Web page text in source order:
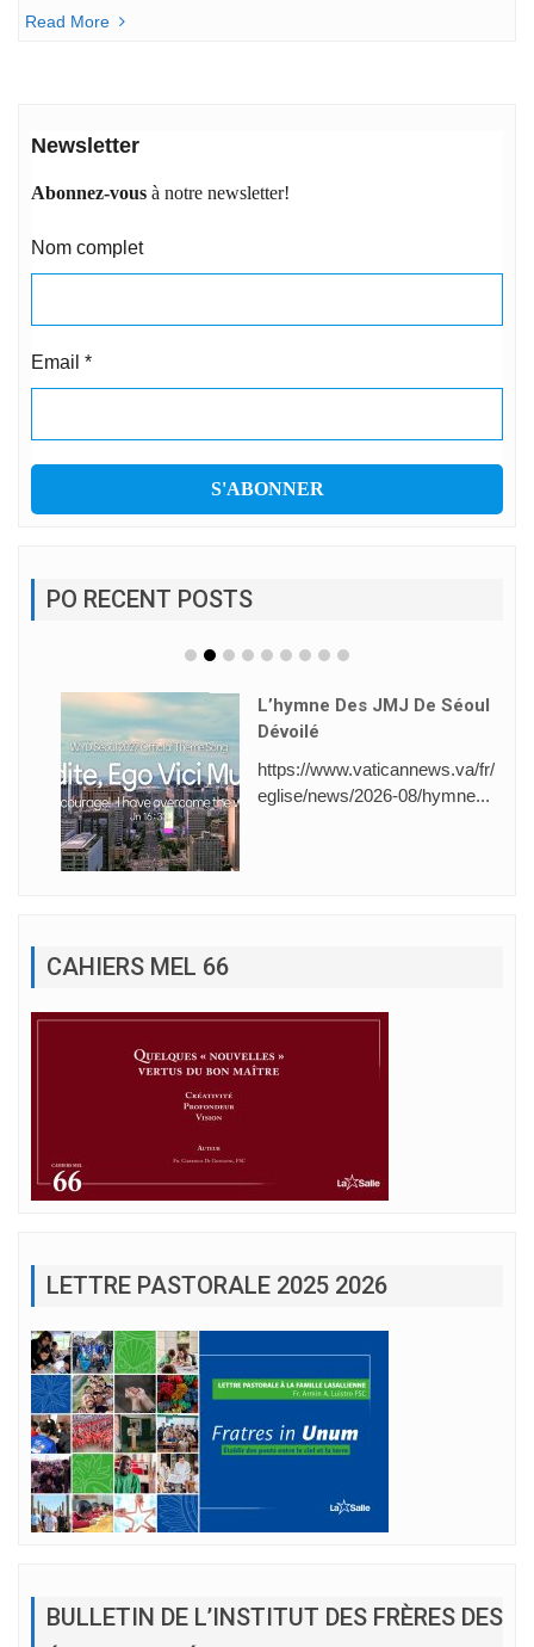
Read More
Newsletter
Abonnez-vous à notre newsletter!
Nom complet
Email *
PO RECENT POSTS
L’hymne Des JMJ De Séoul
Dévoilé
https://www.vaticannews.va/fr/
eglise/news/2026-08/hymne...
CAHIERS MEL 66
LETTRE PASTORALE 2025 2026
BULLETIN DE L’INSTITUT DES FRÈRES DES